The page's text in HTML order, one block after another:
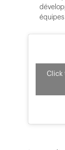
équipes
Click